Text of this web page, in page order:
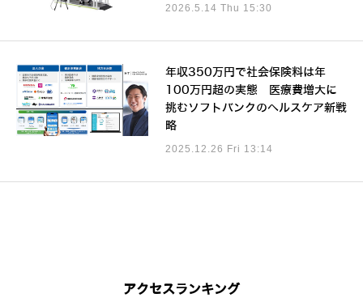
2026.5.14 Thu 15:30
年収350万円で社会保険料は年
100万円超の実態 医療費増大に
挑むソフトバンクのヘルスケア新戦
略
2025.12.26 Fri 13:14
アクセスランキング